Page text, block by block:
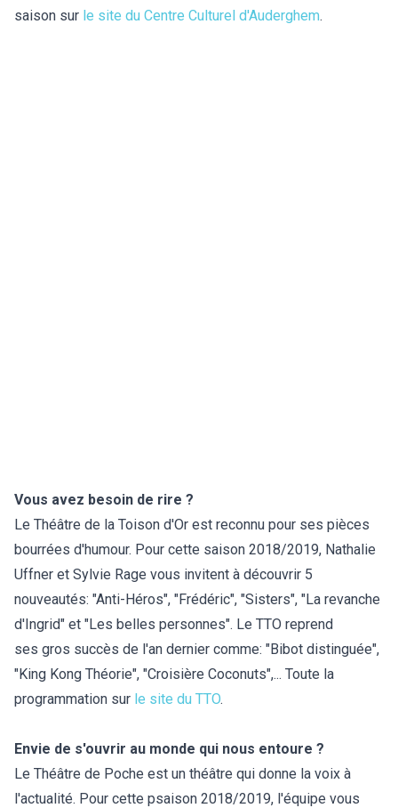
saison sur le site du Centre Culturel d'Auderghem.
Vous avez besoin de rire ?
Le Théâtre de la Toison d'Or est reconnu pour ses pièces
bourrées d'humour. Pour cette saison 2018/2019, Nathalie
Uffner et Sylvie Rage vous invitent à découvrir 5
nouveautés: "Anti-Héros", "Frédéric", "Sisters", "La revanche
d'Ingrid" et "Les belles personnes". Le TTO reprend
ses gros succès de l'an dernier comme: "Bibot distinguée",
"King Kong Théorie", "Croisière Coconuts",... Toute la
programmation sur le site du TTO.
Envie de s'ouvrir au monde qui nous entoure ?
Le Théâtre de Poche est un théâtre qui donne la voix à
l'actualité. Pour cette psaison 2018/2019, l'équipe vous